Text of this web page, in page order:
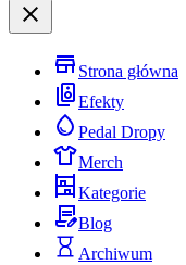
Strona główna
Efekty
Pedal Dropy
Merch
Kategorie
Blog
Archiwum